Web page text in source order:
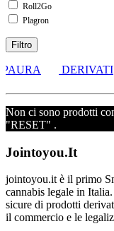
Roll2Go
Plagron
Filtro
DERIVATI
Non ci sono prodotti
"RESET" .
Jointoyou.It
jointoyou.it è il primo
cannabis legale in
sicure di prodotti
il commercio e le